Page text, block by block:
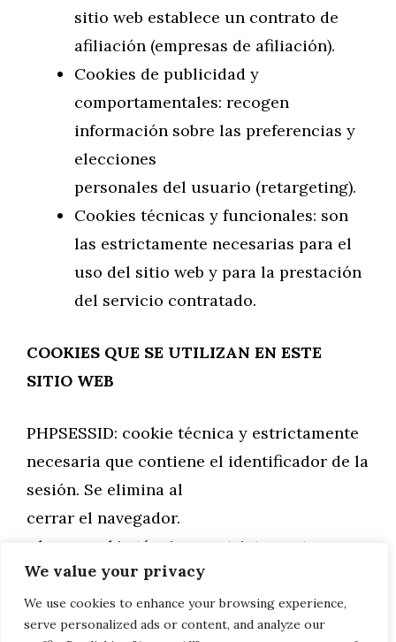
We value your privacy
We use cookies to enhance your browsing experience,
serve personalized ads or content, and analyze our
sitio web establece un contrato de
afiliación (empresas de afiliación).
Cookies de publicidad y
comportamentales: recogen
información sobre las preferencias y
elecciones
personales del usuario (retargeting).
Cookies técnicas y funcionales: son
las estrictamente necesarias para el
uso del sitio web y para la prestación
del servicio contratado.
COOKIES QUE SE UTILIZAN EN ESTE
SITIO WEB
PHPSESSID: cookie técnica y estrictamente
necesaria que contiene el identificador de la
sesión. Se elimina al
cerrar el navegador.
_lang: cookie técnica y estrictamente
necesaria que contiene el idioma de la
sesión. Se elimina al cerrar el
navegador.